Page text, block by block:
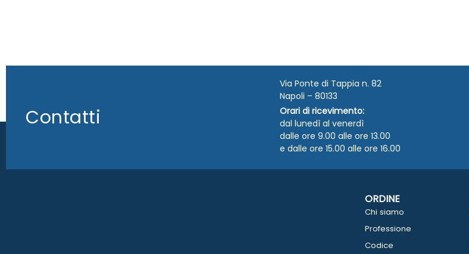
Contatti
Via Ponte di Tappia n. 82
Napoli – 80133
Orari di ricevimento:
dal lunedì al venerdì
dalle ore 9.00 alle ore 13.00
e dalle ore 15.00 alle ore 16.00
ORDINE
Chi siamo
Professione
Codice